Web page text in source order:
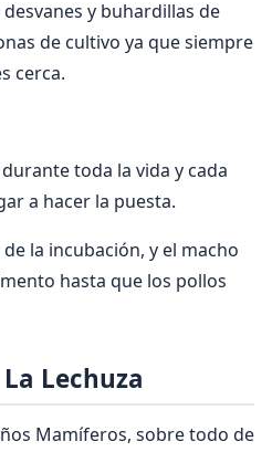
y buhardillas de
de cultivo ya que siempre
cerca.
toda la vida y cada
a hacer la puesta.
la incubación, y el macho
hasta que los pollos
Lechuza
Mamíferos, sobre todo de